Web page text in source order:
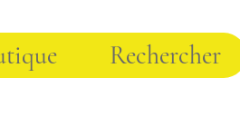
Rechercher